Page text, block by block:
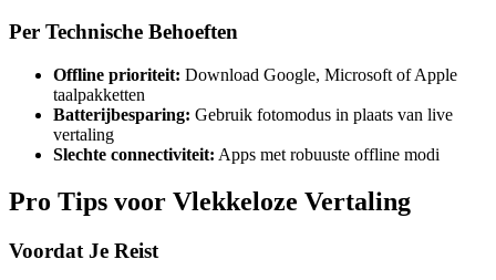
Per Technische Behoeften
Offline prioriteit: Download Google, Microsoft of Apple
taalpakketten
Batterijbesparing: Gebruik fotomodus in plaats van live
vertaling
Slechte connectiviteit: Apps met robuuste offline modi
Pro Tips voor Vlekkeloze Vertaling
Voordat Je Reist